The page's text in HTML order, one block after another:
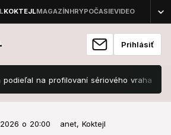
Prihlásiť
na profilovaní sériového vraha Ondreja
o 20:00 anet, Koktejl
2026 o 20:00